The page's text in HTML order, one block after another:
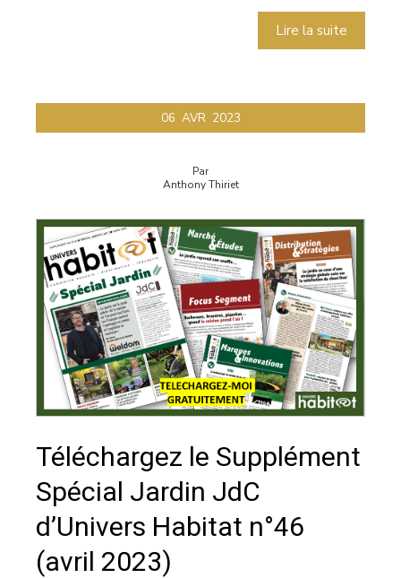
Lire la suite
06 AVR 2023
Par
Anthony Thiriet
Téléchargez le Supplément
Spécial Jardin JdC
d’Univers Habitat n°46
(avril 2023)